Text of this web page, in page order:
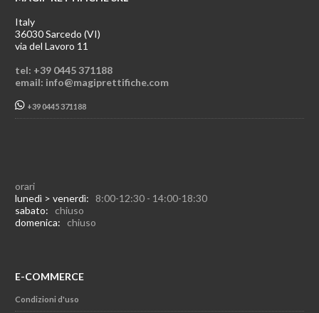
Italy
36030 Sarcedo (VI)
via del Lavoro 11
tel: +39 0445 371188
email: info@magiprettifiche.com
+39 0445 371188
orari
lunedì > venerdì: 8:00-12:30 - 14:00-18:30
sabato: chiuso
domenica: chiuso
E-COMMERCE
Condizioni d'uso